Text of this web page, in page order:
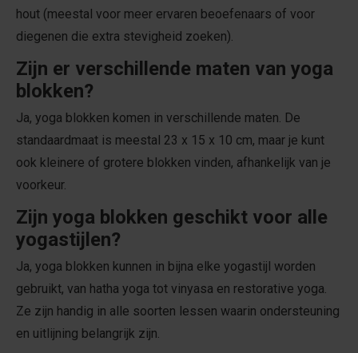
hout (meestal voor meer ervaren beoefenaars of voor
diegenen die extra stevigheid zoeken).
Zijn er verschillende maten van yoga
blokken?
Ja, yoga blokken komen in verschillende maten. De
standaardmaat is meestal 23 x 15 x 10 cm, maar je kunt
ook kleinere of grotere blokken vinden, afhankelijk van je
voorkeur.
Zijn yoga blokken geschikt voor alle
yogastijlen?
Ja, yoga blokken kunnen in bijna elke yogastijl worden
gebruikt, van hatha yoga tot vinyasa en restorative yoga.
Ze zijn handig in alle soorten lessen waarin ondersteuning
en uitlijning belangrijk zijn.